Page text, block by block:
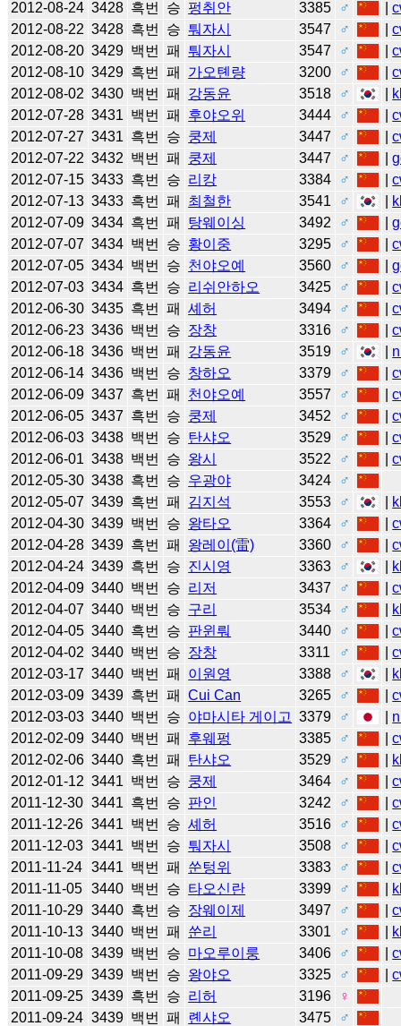
2012-08-24 3428 흑번 승 펑취안 3385 ♂ |
2012-08-22 3428 흑번 승 퉈자시 3547 ♂ |
2012-08-20 3429 백번 패 퉈자시 3547 ♂ |
2012-08-10 3429 흑번 패 가오톈량 3200 ♂ |
2012-08-02 3430 백번 패 강동윤 3518 ♂
2012-07-28 3431 백번 패 후야오위 3444 ♂ |
2012-07-27 3431 흑번 승 쿵제 3447 ♂ |
2012-07-22 3432 백번 패 쿵제 3447 ♂ |
2012-07-15 3433 흑번 승 리캉 3384 ♂ |
2012-07-13 3433 흑번 패 최철한 3541 ♂
2012-07-09 3434 흑번 패 탕웨이싱 3492 ♂ |
2012-07-07 3434 백번 승 황이중 3295 ♂ |
2012-07-05 3434 백번 승 천야오예 3560 ♂ |
2012-07-03 3434 흑번 승 리쉬안하오 3425 ♂ |
2012-06-30 3435 흑번 패 셰허 3494 ♂ |
2012-06-23 3436 백번 승 장창 3316 ♂ |
2012-06-18 3436 백번 패 강동윤 3519 ♂
2012-06-14 3436 백번 승 창하오 3379 ♂ |
2012-06-09 3437 흑번 패 천야오예 3557 ♂ |
2012-06-05 3437 흑번 승 쿵제 3452 ♂ |
2012-06-03 3438 백번 승 탄샤오 3529 ♂ |
2012-06-01 3438 백번 승 왕시 3522 ♂ |
2012-05-30 3438 흑번 승 우광야 3424
♂
2012-05-07 3439 흑번 패 김지석 3553 ♂
2012-04-30 3439 백번 승 왕타오 3364 ♂ |
2012-04-28 3439 흑번 패 왕레이(雷) 3360 ♂ |
2012-04-24 3439 흑번 승 진시영 3363 ♂
2012-04-09 3440 백번 승 리저 3437 ♂ |
2012-04-07 3440 백번 승 구리 3534 ♂
2012-04-05 3440 흑번 승 판윈뤄 3440 ♂ |
2012-04-02 3440 백번 승 장창 3311 ♂ |
2012-03-17 3440 백번 패 이원영 3388 ♂
2012-03-09 3439 흑번 패 Cui Can 3265 ♂ |
2012-03-03 3440 백번 승 야마시타 게이고 3379 ♂
2012-02-09 3440 백번 패 후웨펑 3385 ♂ |
2012-02-06 3440 흑번 패 탄샤오 3529 ♂
2012-01-12 3441 백번 승 쿵제 3464 ♂ |
2011-12-30 3441 흑번 승 판인 3242 ♂ |
2011-12-26 3441 백번 승 셰허 3516 ♂ |
2011-12-03 3441 백번 승 퉈자시 3508 ♂ |
2011-11-24 3441 백번 패 쑨텅위 3383 ♂ |
2011-11-05 3440 백번 승 타오신란 3399 ♂
2011-10-29 3440 흑번 승 장웨이제 3497 ♂ |
2011-10-13 3440 백번 패 쑨리 3301 ♂
2011-10-08 3439 백번 승 마오루이룽 3406 ♂ |
2011-09-29 3439 백번 승 왕야오 3325 ♂ |
2011-09-25 3439 흑번 승 리허 3196
♀
2011-09-24 3439 백번 패 롄샤오 3475
♂